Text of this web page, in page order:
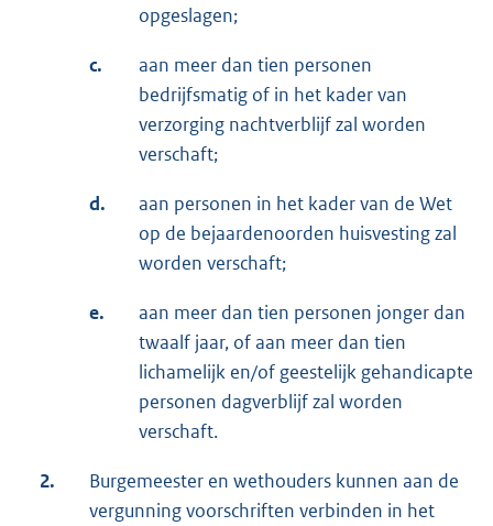
opgeslagen;
c.
aan meer dan tien personen
bedrijfsmatig of in het kader van
verzorging nachtverblijf zal worden
verschaft;
d.
aan personen in het kader van de Wet
op de bejaardenoorden huisvesting zal
worden verschaft;
e.
aan meer dan tien personen jonger dan
twaalf jaar, of aan meer dan tien
lichamelijk en/of geestelijk gehandicapte
personen dagverblijf zal worden
verschaft.
2.
Burgemeester en wethouders kunnen aan de
vergunning voorschriften verbinden in het